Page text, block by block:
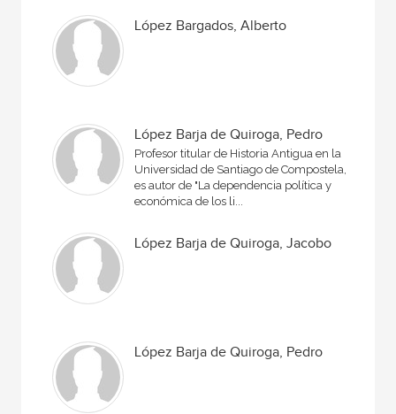
López Bargados, Alberto
López Barja de Quiroga, Pedro
Profesor titular de Historia Antigua en la
Universidad de Santiago de Compostela,
es autor de "La dependencia política y
económica de los li...
López Barja de Quiroga, Jacobo
López Barja de Quiroga, Pedro